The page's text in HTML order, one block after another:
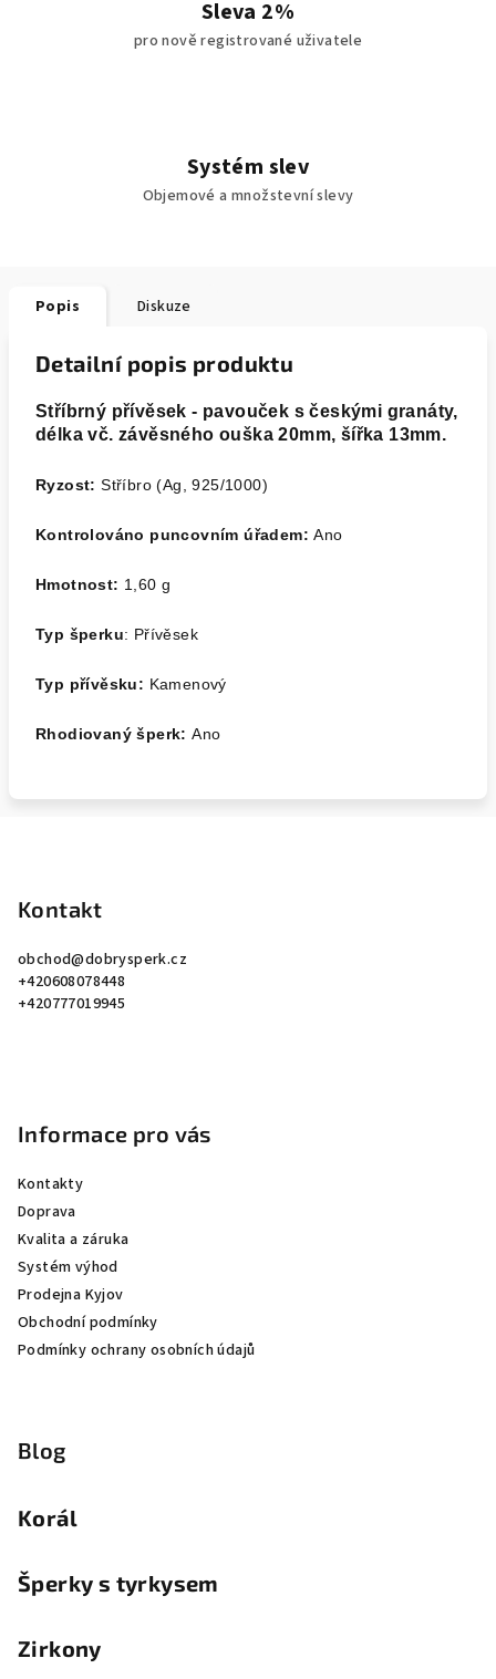
Sleva 2%
pro nově registrované uživatele
Systém slev
Objemové a množstevní slevy
Popis Diskuze
Detailní popis produktu
Stříbrný přívěsek - pavouček s českými granáty,
délka vč. závěsného ouška 20mm, šířka 13mm.
Ryzost: Stříbro (Ag, 925/1000)
Kontrolováno puncovním úřadem:Ano
Hmotnost: 1,60 g
Typ šperku: Přívěsek
Typ přívěsku: Kamenový
Rhodiovaný šperk:Ano
Kontakt
obchod@dobrysperk.cz
+420608078448
+420777019945
Informace pro vás
Kontakty
Doprava
Kvalita a záruka
Systém výhod
Prodejna Kyjov
Obchodní podmínky
Podmínky ochrany osobních údajů
Blog
Korál
Šperky s tyrkysem
Zirkony